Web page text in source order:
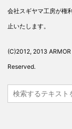
会社スギヤマ工房が権
止いたします。
(C)2012, 2013
Reserved.